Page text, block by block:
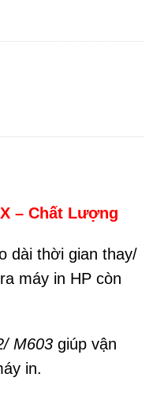
– Chất Lượng
dài thời gian thay/
máy in HP còn
M603 giúp vận
in.